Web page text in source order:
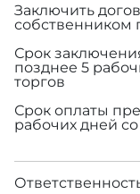
Заключить
собственником
Срок
позднее 5
торгов
Срок оплаты
рабочих дней